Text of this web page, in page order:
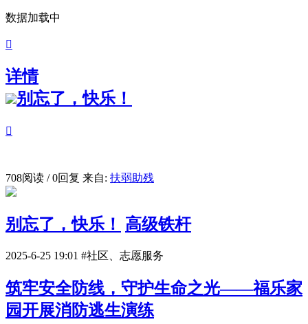
数据加载中

详情
别忘了，快乐！

708阅读 / 0回复 来自: 扶弱助残
别忘了，快乐！ 高级铁杆
2025-6-25 19:01 #社区、志愿服务
筑牢安全防线，守护生命之光——福乐家
园开展消防逃生演练